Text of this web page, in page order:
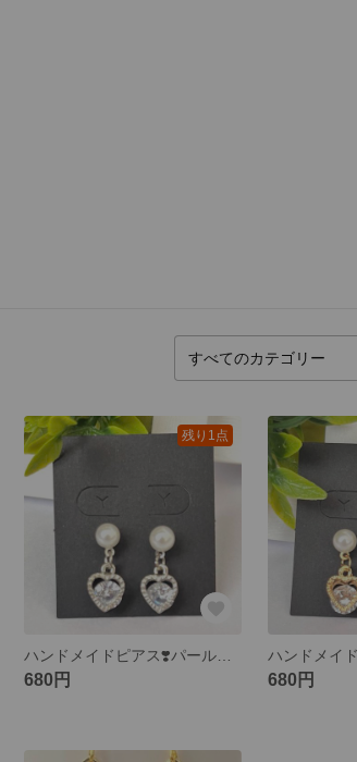
残り1点
ハンドメイドピアス❣️パール、ハート、キュービックジルコニア、シルバーカラー
680円 680円